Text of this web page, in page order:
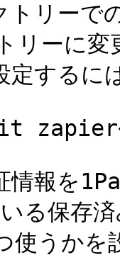
リーで
リーに変
するに
報を
る保存
使うか